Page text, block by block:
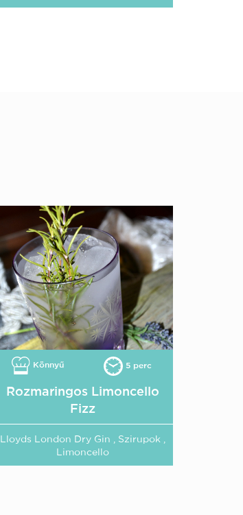
Könnyű 5 perc
Rozmaringos Limoncello
Fizz
Lloyds London Dry Gin , Szirupok ,
Limoncello